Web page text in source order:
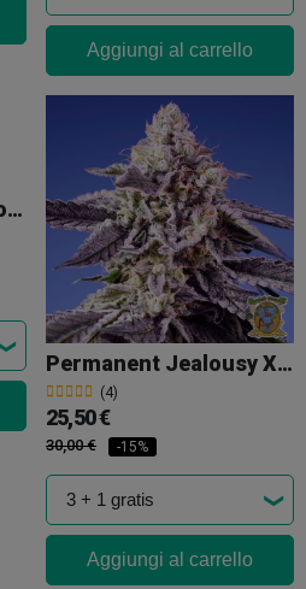
Aggiungi al carrello
White Russian Autofloreciente
Permanent Jealousy XL Auto
(4)
25,50 €
30,00 € -15%
Aggiungi al carrello